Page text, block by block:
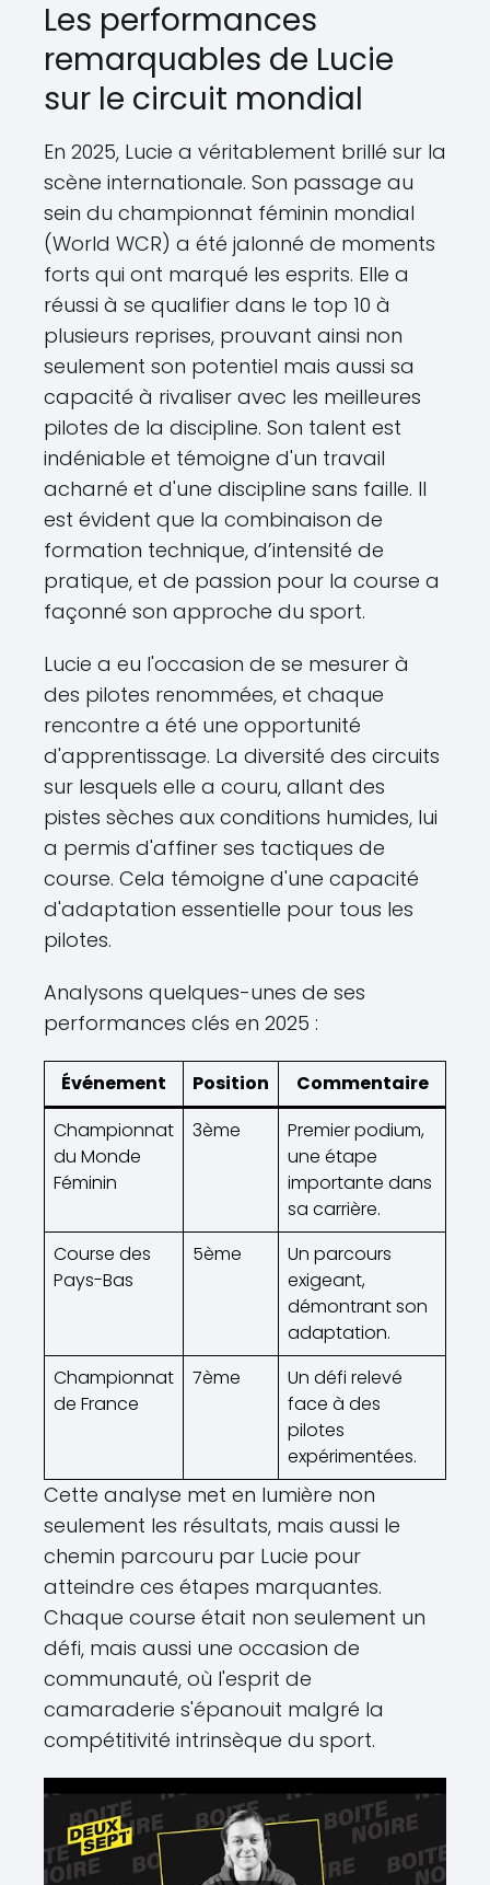
Les performances
remarquables de Lucie
sur le circuit mondial
En 2025, Lucie a véritablement brillé sur la
scène internationale. Son passage au
sein du championnat féminin mondial
(World WCR) a été jalonné de moments
forts qui ont marqué les esprits. Elle a
réussi à se qualifier dans le top 10 à
plusieurs reprises, prouvant ainsi non
seulement son potentiel mais aussi sa
capacité à rivaliser avec les meilleures
pilotes de la discipline. Son talent est
indéniable et témoigne d'un travail
acharné et d'une discipline sans faille. Il
est évident que la combinaison de
formation technique, d’intensité de
pratique, et de passion pour la course a
façonné son approche du sport.
Lucie a eu l'occasion de se mesurer à
des pilotes renommées, et chaque
rencontre a été une opportunité
d'apprentissage. La diversité des circuits
sur lesquels elle a couru, allant des
pistes sèches aux conditions humides, lui
a permis d'affiner ses tactiques de
course. Cela témoigne d'une capacité
d'adaptation essentielle pour tous les
pilotes.
Analysons quelques-unes de ses
performances clés en 2025 :
Événement Position
Commentaire
Championnat
du Monde
Féminin
3ème
Premier podium,
une étape
importante dans
sa carrière.
Course des
Pays-Bas
5ème
Un parcours
exigeant,
démontrant son
adaptation.
Championnat
de France
7ème
Un défi relevé
face à des
pilotes
expérimentées.
Cette analyse met en lumière non
seulement les résultats, mais aussi le
chemin parcouru par Lucie pour
atteindre ces étapes marquantes.
Chaque course était non seulement un
défi, mais aussi une occasion de
communauté, où l'esprit de
camaraderie s'épanouit malgré la
compétitivité intrinsèque du sport.